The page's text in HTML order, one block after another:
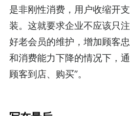
是非刚性消费，用户收缩开
装。这就要求企业不应该只
好老会员的维护，增加顾客
和消费能力下降的情况下，
顾客到店、购买”。